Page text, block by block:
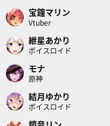
宝鐘マリン
Vtuber
紲星あかり
ボイスロイド
モナ
原神
結月ゆかり
ボイスロイド